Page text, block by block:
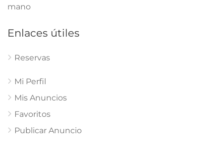
mano
Enlaces útiles
Reservas
Mi Perfil
Mis Anuncios
Favoritos
Publicar Anuncio